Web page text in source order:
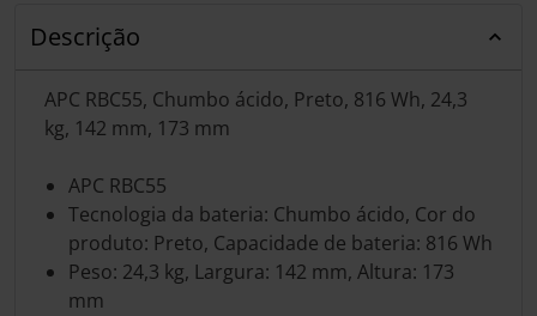
Descrição
APC RBC55, Chumbo ácido, Preto, 816 Wh, 24,3
kg, 142 mm, 173 mm
APC RBC55
Tecnologia da bateria: Chumbo ácido, Cor do
produto: Preto, Capacidade de bateria: 816 Wh
Peso: 24,3 kg, Largura: 142 mm, Altura: 173
mm